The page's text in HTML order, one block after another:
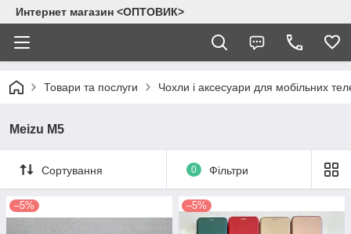
Интернет магазин <ОПТОВИК>
Товари та послуги Чохли і аксесуари для мобільних
Meizu M5
Сортування 0 Фільтри
–5% –5%